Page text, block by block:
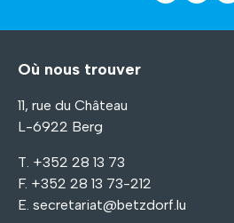
Où nous trouver
11, rue du Château
L-6922 Berg
T. +352 28 13 73
F. +352 28 13 73-212
E. secretariat@betzdorf.lu